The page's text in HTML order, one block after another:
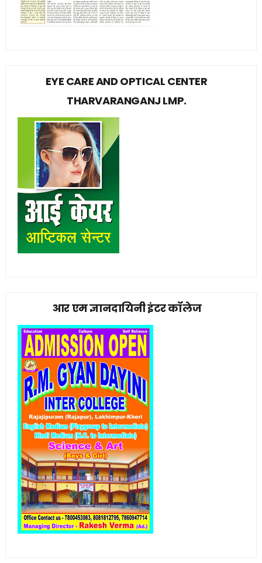
EYE CARE AND OPTICAL CENTER
THARVARANGANJ LMP.
आर एम ज्ञानदायिनी इंटर कॉलेज